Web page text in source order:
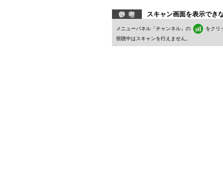
スキャン画面を表示でき
メニューパネル「チャンネル」の
をクリ
視聴中はスキャンを行えません。